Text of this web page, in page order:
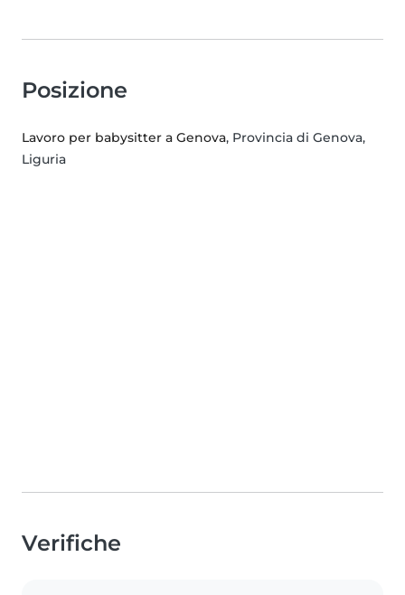
Posizione
Lavoro per babysitter a Genova, Provincia di Genova,
Liguria
Verifiche